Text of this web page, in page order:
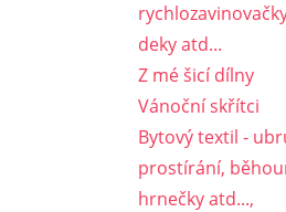
deky atd...
Z mé šicí dílny
Vánoční skřítci
Bytový textil -
prostírání,
hrnečky atd...,